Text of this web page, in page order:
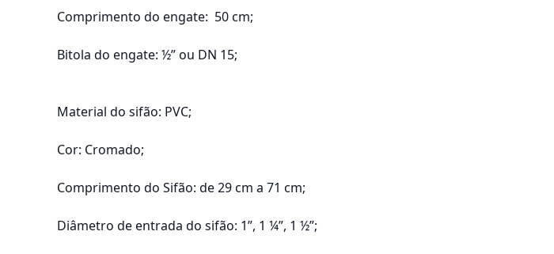
Comprimento do engate: 50 cm;
Bitola do engate: ½” ou DN 15;
Material do sifão: PVC;
Cor: Cromado;
Comprimento do Sifão: de 29 cm a 71 cm;
Diâmetro de entrada do sifão: 1”, 1 ¼”, 1 ½”;